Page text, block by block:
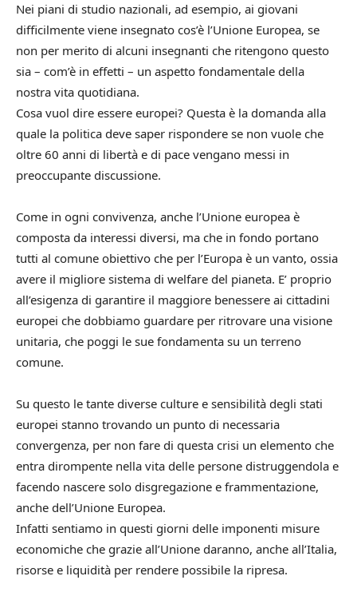
Nei piani di studio nazionali, ad esempio, ai giovani
difficilmente viene insegnato cos’è l’Unione Europea, se
non per merito di alcuni insegnanti che ritengono questo
sia – com’è in effetti – un aspetto fondamentale della
nostra vita quotidiana.
Cosa vuol dire essere europei? Questa è la domanda alla
quale la politica deve saper rispondere se non vuole che
oltre 60 anni di libertà e di pace vengano messi in
preoccupante discussione.
Come in ogni convivenza, anche l’Unione europea è
composta da interessi diversi, ma che in fondo portano
tutti al comune obiettivo che per l’Europa è un vanto, ossia
avere il migliore sistema di welfare del pianeta. E’ proprio
all’esigenza di garantire il maggiore benessere ai cittadini
europei che dobbiamo guardare per ritrovare una visione
unitaria, che poggi le sue fondamenta su un terreno
comune.
Su questo le tante diverse culture e sensibilità degli stati
europei stanno trovando un punto di necessaria
convergenza, per non fare di questa crisi un elemento che
entra dirompente nella vita delle persone distruggendola e
facendo nascere solo disgregazione e frammentazione,
anche dell’Unione Europea.
Infatti sentiamo in questi giorni delle imponenti misure
economiche che grazie all’Unione daranno, anche all’Italia,
risorse e liquidità per rendere possibile la ripresa.